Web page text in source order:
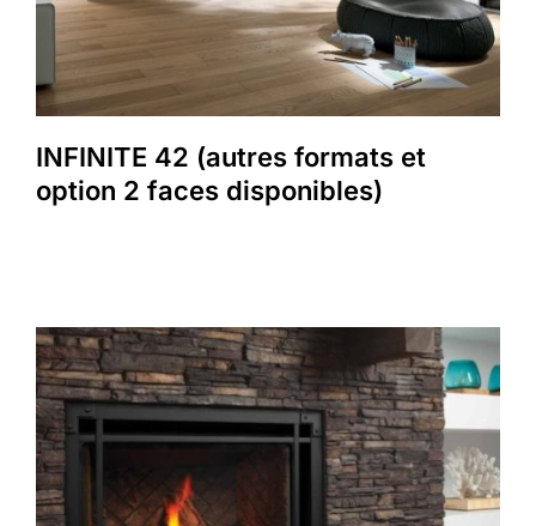
INFINITE 42 (autres formats et
option 2 faces disponibles)